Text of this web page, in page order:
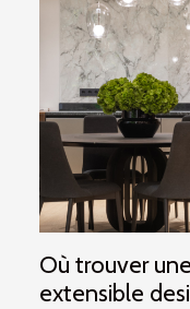
Où trouver
extensible